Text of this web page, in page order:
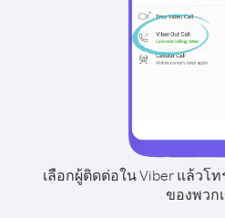
เลือกผู้ติดต่อใน Viber แล้วโ
ของพวก